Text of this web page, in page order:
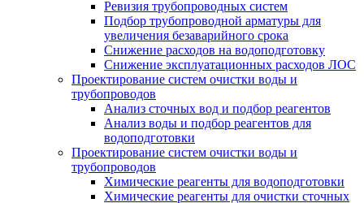
Ревизия трубопроводных систем
Подбор трубопроводной арматуры для
увеличения безаварийного срока
Снижение расходов на водоподготовку
Снижение эксплуатационных расходов ЛОС
Проектирование систем очистки воды и
трубопроводов
Анализ сточных вод и подбор реагентов
Анализ воды и подбор реагентов для
водоподготовки
Проектирование систем очистки воды и
трубопроводов
Химические реагенты для водоподготовки
Химические реагенты для очистки сточных